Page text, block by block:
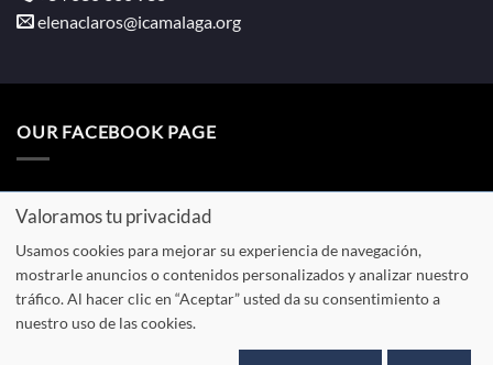
elenaclaros@icamalaga.org
OUR FACEBOOK PAGE
Aviso
legal
Política de
privacidad
Política de
cookies
Presupuesto
Valoramos tu privacidad
Usamos cookies para mejorar su experiencia de navegación,
mostrarle anuncios o contenidos personalizados y analizar nuestro
tráfico. Al hacer clic en “Aceptar” usted da su consentimiento a
nuestro uso de las cookies.